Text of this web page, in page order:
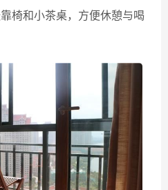
椅和小茶桌，方便休憩与喝